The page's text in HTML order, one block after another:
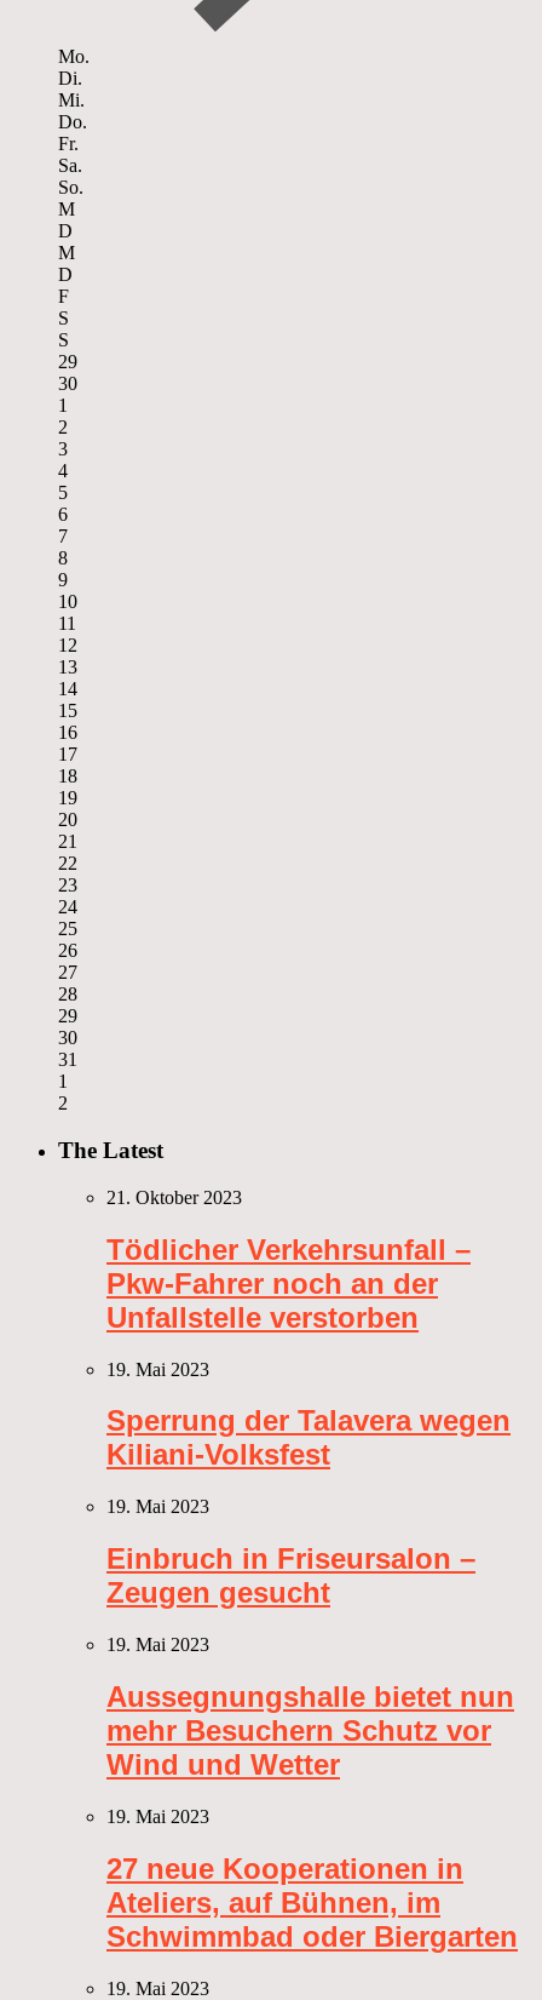
Mo.
Di.
Mi.
Do.
Fr.
Sa.
So.
M
D
M
D
F
S
S
29
30
1
2
3
4
5
6
7
8
9
10
11
12
13
14
15
16
17
18
19
20
21
22
23
24
25
26
27
28
29
30
31
1
2
The Latest
21. Oktober 2023
Tödlicher Verkehrsunfall –
Pkw-Fahrer noch an der
Unfallstelle verstorben
19. Mai 2023
Sperrung der Talavera wegen
Kiliani-Volksfest
19. Mai 2023
Einbruch in Friseursalon –
Zeugen gesucht
19. Mai 2023
Aussegnungshalle bietet nun
mehr Besuchern Schutz vor
Wind und Wetter
19. Mai 2023
27 neue Kooperationen in
Ateliers, auf Bühnen, im
Schwimmbad oder Biergarten
19. Mai 2023